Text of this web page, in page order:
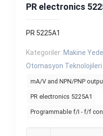
PR electronics
PR 5225A1
Kategoriler: Makine
Otomasyon Teknolojileri
mA/V and NPN/PNP
PR electronics 5225A1
Programmable f/I - f/f